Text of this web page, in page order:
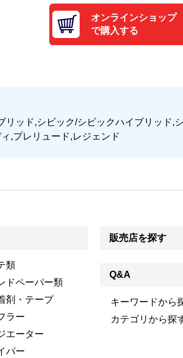
オンラインショップ
で購入する
ッド,シビック/シビックハイブリッド,
,プレリュード,レジェンド
類
ドペーパー類
剤・テープ
ラー
エーター
パー
販売店を探す
Q&A
キーワードから
カテゴリから探